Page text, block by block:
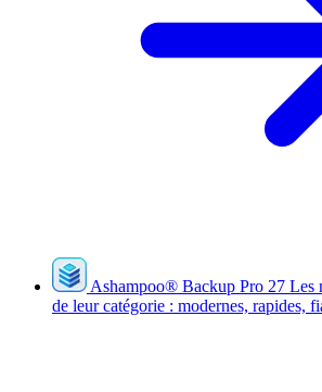
Ashampoo® Backup Pro 27 Les
de leur catégorie : modernes, rapides,